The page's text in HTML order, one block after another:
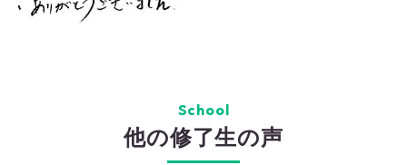
School
他の修了生の声